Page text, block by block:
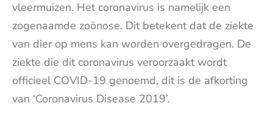
vleermuizen. Het coronavirus is namelijk een
zogenaamde zoönose. Dit betekent dat de ziekte
van dier op mens kan worden overgedragen. De
ziekte die dit coronavirus veroorzaakt wordt
officieel COVID-19 genoemd, dit is de afkorting
van ‘Coronavirus Disease 2019’.